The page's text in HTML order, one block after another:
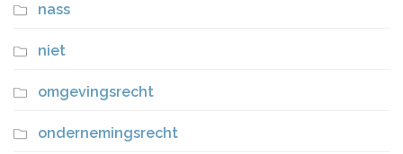
nass
niet
omgevingsrecht
ondernemingsrecht